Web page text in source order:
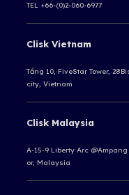
TEL +66-(0)2-060-6977
Clisk Vietnam
Tầng 10, FiveStar Tower,
city, Vietnam
Clisk Malaysia
A-15-9 Liberty Arc
or, Malaysia